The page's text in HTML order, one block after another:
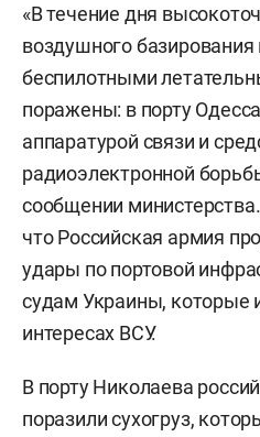
«В течение дня
воздушного
беспилотными
поражены: в порту
аппаратурой связи и
радиоэлектронной
сообщении
что Российская армия
удары по портовой
судам Украины, которые
интересах ВСУ.
В порту Николаева
поразили сухогруз,